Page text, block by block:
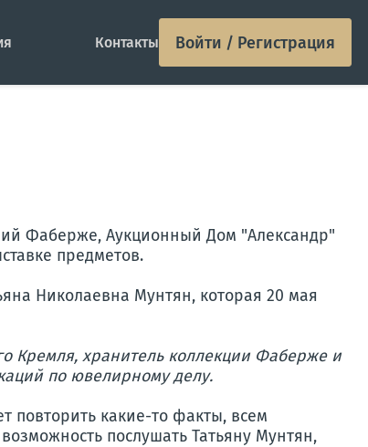
Контакты Войти / Регистрация
Фаберже, Аукционный Дом "Александр"
предметов.
Николаевна Мунтян, которая 20 мая
Кремля, хранитель коллекции Фаберже и
по ювелирному делу.
повторить какие-то факты, всем
послушать Татьяну Мунтян,